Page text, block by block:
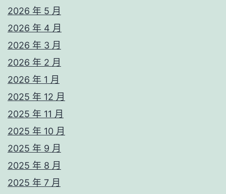
2026 年 5 月
2026 年 4 月
2026 年 3 月
2026 年 2 月
2026 年 1 月
2025 年 12 月
2025 年 11 月
2025 年 10 月
2025 年 9 月
2025 年 8 月
2025 年 7 月